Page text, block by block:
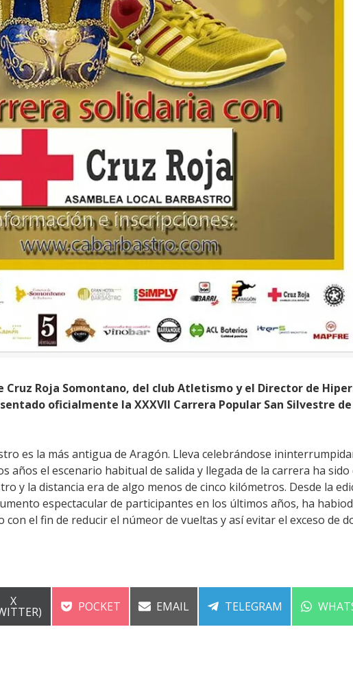
Cruz Roja Somontano, del club Atletismo y el Director de
oficialmente la XXXVII Carrera Popular San Silvestre de
es la más antigua de Aragón. Lleva celebrándose
años el escenario habitual de salida y llegada de la carrera ha sido
y la distancia era de algo menos de cinco kilómetros. Desde la
espectacular de participantes en los últimos años, ha
el fin de reducir el númeor de vueltas y así evitar el exceso de
COMPARTIR
EN
X COMPARTIR
POCKET COMPARTIR
EMAIL COMPARTIR
TELEGRAM